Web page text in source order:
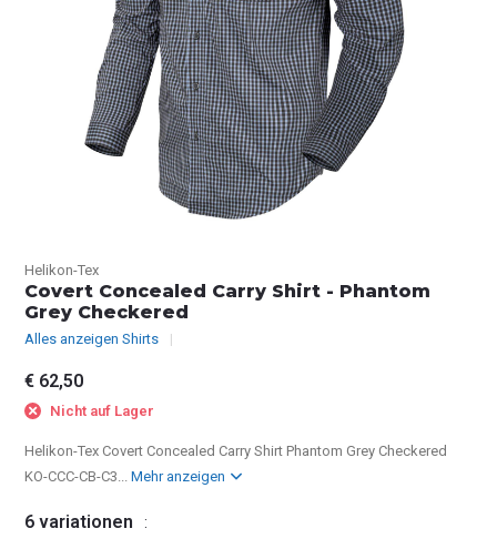
Helikon-Tex
Covert Concealed Carry Shirt - Phantom
Grey Checkered
Alles anzeigen Shirts
€ 62,50
Nicht auf Lager
Helikon-Tex Covert Concealed Carry Shirt Phantom Grey Checkered
KO-CCC-CB-C3...Mehr anzeigen
6 variationen :